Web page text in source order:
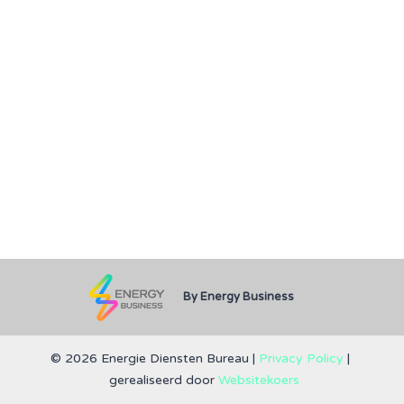
By Energy Business
© 2026 Energie Diensten Bureau | Privacy Policy |
gerealiseerd door Websitekoers